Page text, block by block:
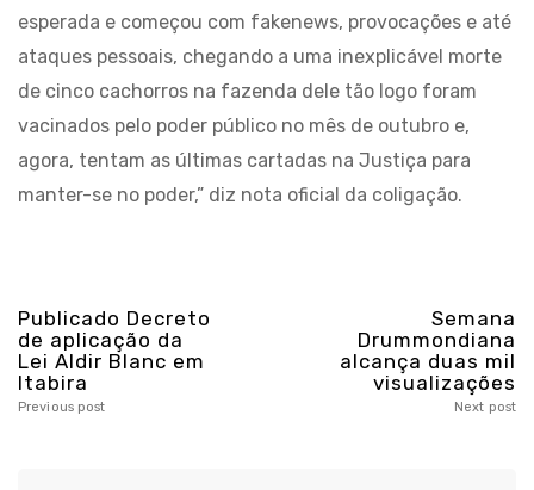
esperada e começou com fakenews, provocações e até
ataques pessoais, chegando a uma inexplicável morte
de cinco cachorros na fazenda dele tão logo foram
vacinados pelo poder público no mês de outubro e,
agora, tentam as últimas cartadas na Justiça para
manter-se no poder,” diz nota oficial da coligação.
Publicado Decreto
de aplicação da
Lei Aldir Blanc em
Itabira
Previous post
Semana
Drummondiana
alcança duas mil
visualizações
Next post